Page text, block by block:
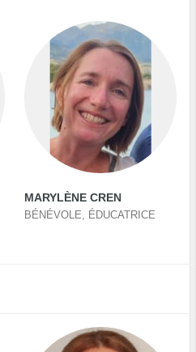
MARYLÈNE CREN
BÉNÉVOLE, ÉDUCATRICE